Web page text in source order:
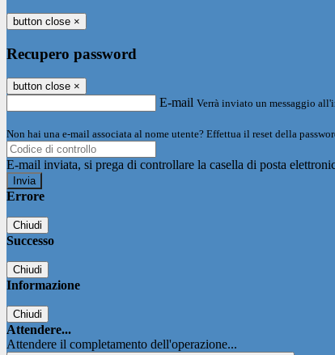
button close ×
Recupero password
button close ×
E-mail Verrà inviato un messaggio
Non hai una e-mail associata al nome utente? Effettua il reset della
E-mail inviata, si prega di controllare la casella di posta
Errore
Chiudi
Successo
Chiudi
Informazione
Chiudi
Attendere...
Attendere il completamento dell'operazione...